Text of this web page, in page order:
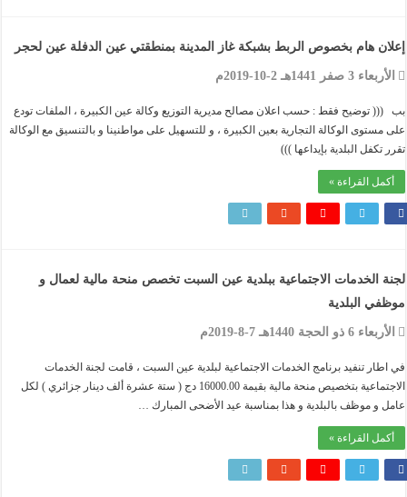
هام بخصوص الربط بشبكة غاز المدينة بمنطقتي عين الدفلة عين لحجر
3 صفر 1441هـ 2-10-2019م
توضيح فقط : حسب اعلان مصالح مديرية التوزيع وكالة عين الكبيرة ، الملفات تودع
الوكالة التجارية بعين الكبيرة ، و للتسهيل على مواطنينا و بالتنسيق مع الوكالة
تكفل البلدية بإيداعها )))
القراءة »
الخدمات الاجتماعية ببلدية عين السبت تخصص منحة مالية لعمال و
البلدية
6 ذو الحجة 1440هـ 7-8-2019م
تنفيد برنامج الخدمات الاجتماعية لبلدية عين السبت ، قامت لجنة الخدمات
الاجتماعية بتخصيص منحة مالية بقيمة 16000.00 دج ( ستة عشرة ألف دينار جزائري ) لكل
و موظف بالبلدية و هذا بمناسبة عيد الأضحى المبارك …
القراءة »